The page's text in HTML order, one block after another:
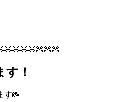
！
す📸